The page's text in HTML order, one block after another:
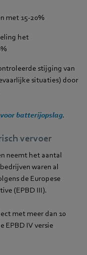
met 15-20%
het
stijging van
situaties) door
batterijopslag.
vervoer
neemt het aantal
waren al
de Europese
(EPBD III).
met meer dan 10
EPBD IV versie